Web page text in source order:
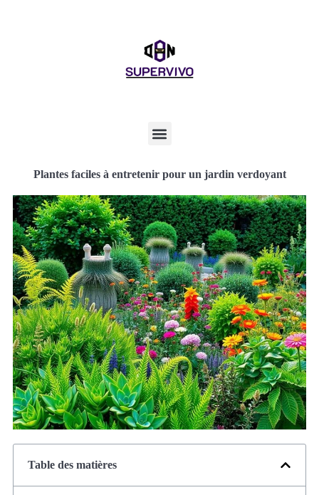
Plantes faciles à entretenir pour un jardin verdoyant
Table des matières